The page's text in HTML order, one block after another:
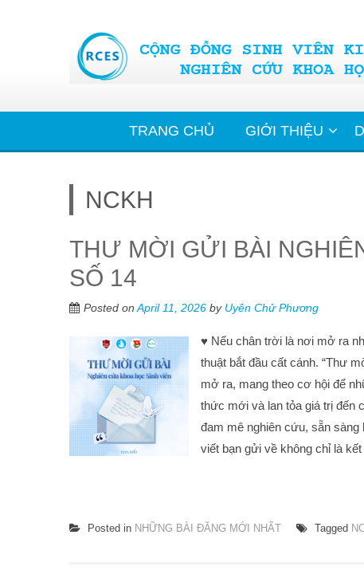
TRANG CHỦ GIỚI THIỆU
NCKH
THƯ MỜI GỬI BÀI
SỐ 14
Posted on April 11, 2026 by Uyên Chử Phương
♥ Nếu chân trời là nơi mở ra
thuật bắt đầu cất cánh. “Thư
mở ra, mang theo cơ hội để
thức mới và lan tỏa giá trị đến
đam mê nghiên cứu, sẵn
viết bạn gửi về không chỉ là kết
Posted in NHỮNG BÀI ĐĂNG MỚI NHẤT Tagged